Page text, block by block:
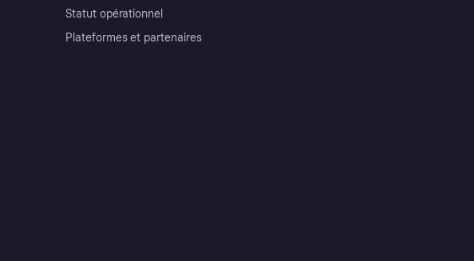
Statut opérationnel
Plateformes et partenaires